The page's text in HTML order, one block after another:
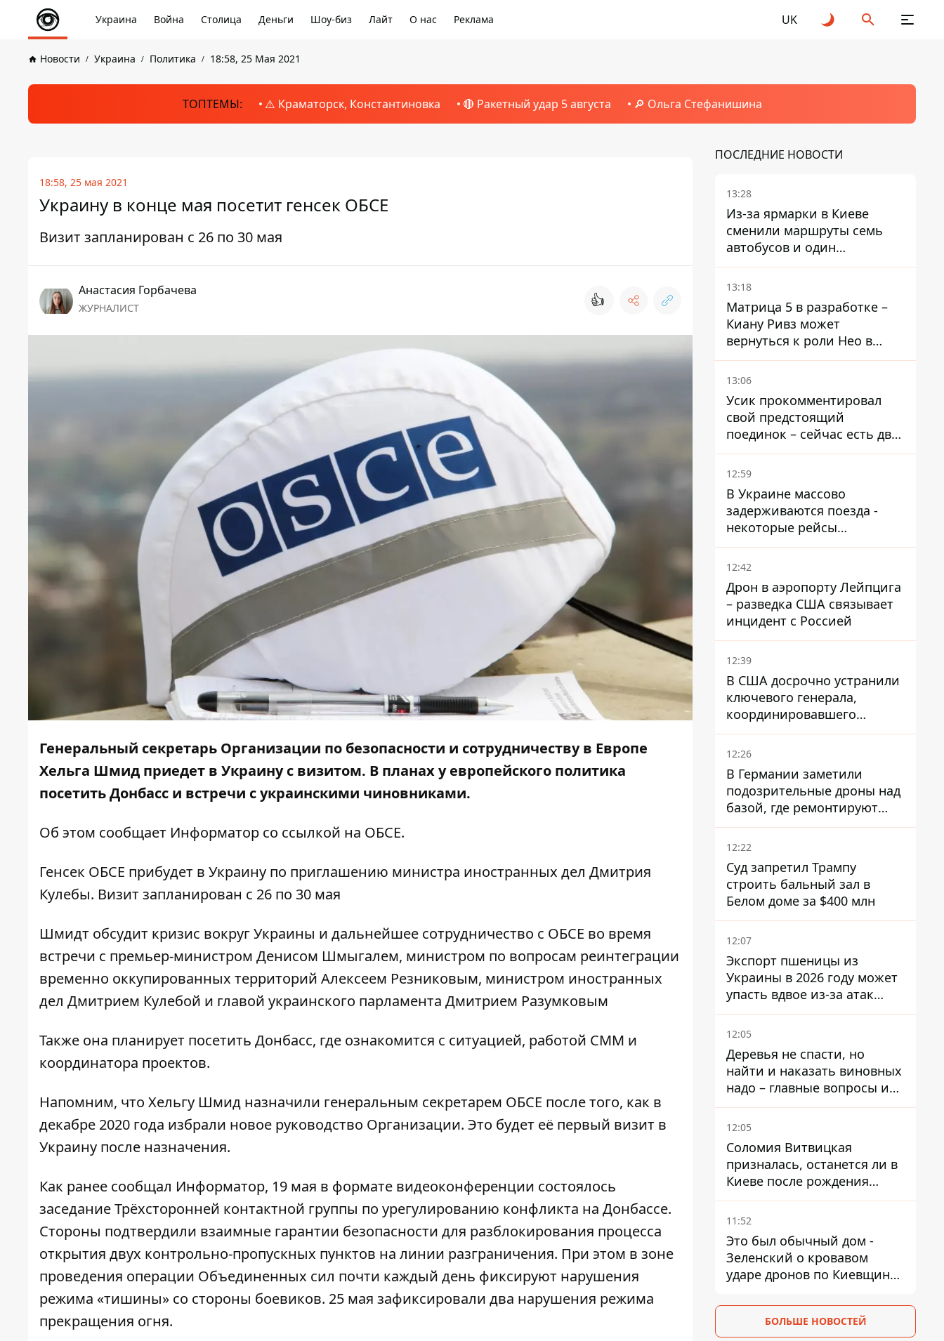
Украина Война Столица Деньги Шоу-биз Лайт О нас Реклама UK
Новости Украина Политика 18:58, 25 Мая 2021
ТОПТЕМЫ: ⚠️ Краматорск, Константиновка 🔴 Ракетный удар 5 августа 🔎 Ольга Стефанишина
18:58, 25 мая 2021
Украину в конце мая посетит генсек ОБСЕ
Визит запланирован с 26 по 30 мая
Анастасия Горбачева
ЖУРНАЛИСТ 👍
Генеральный секретарь Организации по безопасности и сотрудничеству в Европе
Хельга Шмид приедет в Украину с визитом. В планах у европейского политика
посетить Донбасс и встречи с украинскими чиновниками.
Об этом сообщает Информатор со ссылкой на ОБСЕ.
Генсек ОБСЕ прибудет в Украину по приглашению министра иностранных дел Дмитрия
Кулебы. Визит запланирован с 26 по 30 мая
Шмидт обсудит кризис вокруг Украины и дальнейшее сотрудничество с ОБСЕ во время
встречи с премьер-министром Денисом Шмыгалем, министром по вопросам реинтеграции
временно оккупированных территорий Алексеем Резниковым, министром иностранных
дел Дмитрием Кулебой и главой украинского парламента Дмитрием Разумковым
Также она планирует посетить Донбасс, где ознакомится с ситуацией, работой СММ и
координатора проектов.
Напомним, что Хельгу Шмид назначили генеральным секретарем ОБСЕ после того, как в
декабре 2020 года избрали новое руководство Организации. Это будет её первый визит в
Украину после назначения.
Как ранее сообщал Информатор, 19 мая в формате видеоконференции состоялось
заседание Трёхсторонней контактной группы по урегулированию конфликта на Донбассе.
Стороны подтвердили взаимные гарантии безопасности для разблокирования процесса
открытия двух контрольно-пропускных пунктов на линии разграничения. При этом в зоне
проведения операции Объединенных сил почти каждый день фиксируют нарушения
режима «тишины» со стороны боевиков. 25 мая зафиксировали два нарушения режима
прекращения огня.
ПОСЛЕДНИЕ НОВОСТИ
13:28
Из-за ярмарки в Киеве
сменили маршруты семь
автобусов и один
троллейбус
13:18
Матрица 5 в разработке –
Киану Ривз может
вернуться к роли Нео в
пятой части
13:06
Усик прокомментировал
свой предстоящий
поединок – сейчас есть два
варианта
12:59
В Украине массово
задерживаются поезда -
некоторые рейсы
опаздывают более чем на
12 часов
12:42
Дрон в аэропорту Лейпцига
– разведка США связывает
инцидент с Россией
12:39
В США досрочно устранили
ключевого генерала,
координировавшего
поддержку Украины -
причину умалчивают
12:26
В Германии заметили
подозрительные дроны над
базой, где ремонтируют
Patriot - СМИ
12:22
Суд запретил Трампу
строить бальный зал в
Белом доме за $400 млн
12:07
Экспорт пшеницы из
Украины в 2026 году может
упасть вдвое из-за атак
россиян по портам
12:05
Деревья не спасти, но
найти и наказать виновных
надо – главные вопросы и
выводы из конфликта на
Теремках
12:05
Соломия Витвицкая
призналась, останется ли в
Киеве после рождения
ребенка
11:52
Это был обычный дом -
Зеленский о кровавом
ударе дронов по Киевщине,
бабушка и их малолетний
БОЛЬШЕ НОВОСТЕЙ